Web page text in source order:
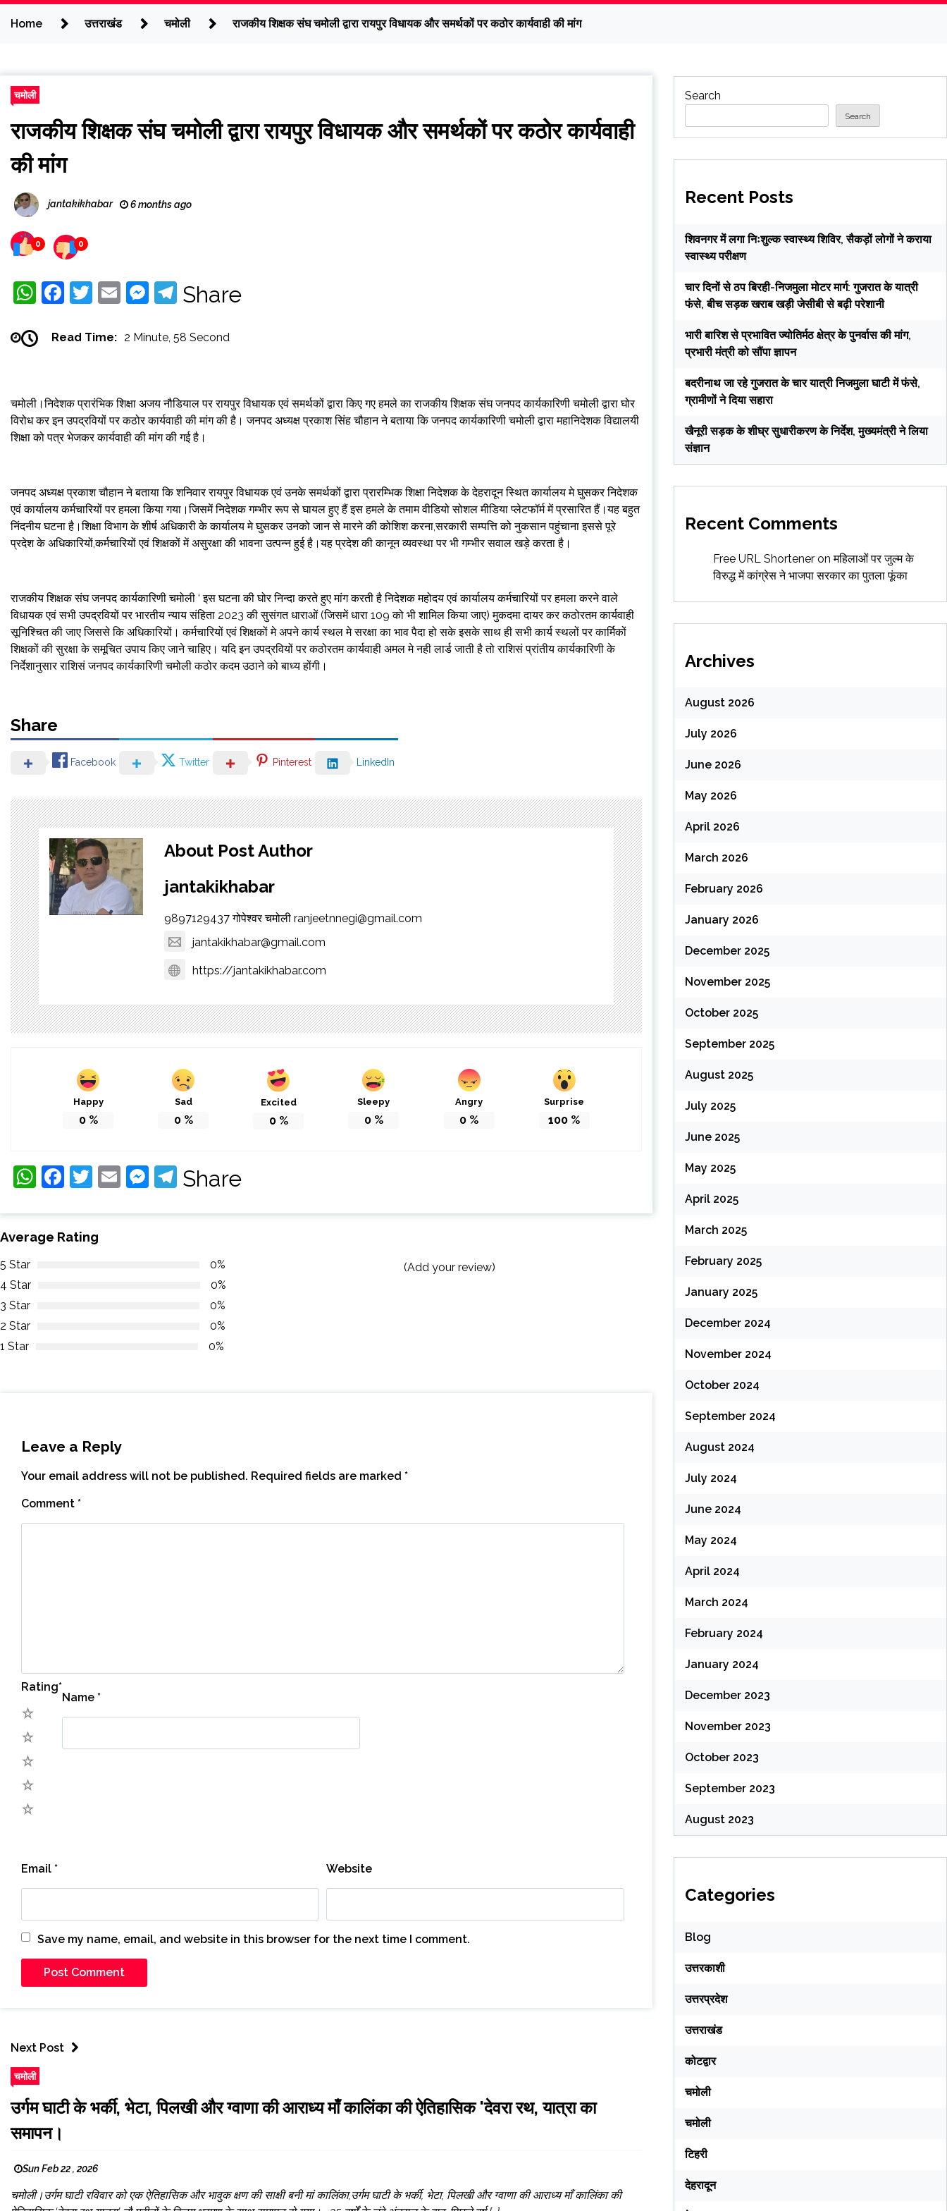
Home उत्तराखंड चमोली राजकीय शिक्षक संघ चमोली द्वारा रायपुर विधायक और समर्थकों पर कठोर कार्यवाही की मांग
चमोली
राजकीय शिक्षक संघ चमोली द्वारा रायपुर विधायक और समर्थकों पर कठोर कार्यवाही
की मांग
jantakikhabar 6 months ago
0 0
WhatsApp
Facebook
Twitter
EmailMessenger
Telegram
Share
Read Time: 2 Minute, 58 Second
चमोली।निदेशक प्रारंभिक शिक्षा अजय नौडियाल पर रायपुर विधायक एवं समर्थकों द्वारा किए गए हमले का राजकीय शिक्षक संघ जनपद कार्यकारिणी चमोली द्वारा घोर
विरोध कर इन उपद्रवियों पर कठोर कार्यवाही की मांग की है। जनपद अध्यक्ष प्रकाश सिंह चौहान ने बताया कि जनपद कार्यकारिणी चमोली द्वारा महानिदेशक विद्यालयी
शिक्षा को पत्र भेजकर कार्यवाही की मांग की गई है।
जनपद अध्यक्ष प्रकाश चौहान ने बताया कि शनिवार रायपुर विधायक एवं उनके समर्थकों द्वारा प्रारम्भिक शिक्षा निदेशक के देहरादून स्थित कार्यालय मे घुसकर निदेशक
एवं कार्यालय कर्मचारियों पर हमला किया गया।जिसमें निदेशक गम्भीर रूप से घायल हुए हैं इस हमले के तमाम वीडियो सोशल मीडिया प्लेटफॉर्म में प्रसारित हैं।यह बहुत
निंदनीय घटना है।शिक्षा विभाग के शीर्ष अधिकारी के कार्यालय मे घुसकर उनको जान से मारने की कोशिश करना,सरकारी सम्पत्ति को नुकसान पहुंचाना इससे पूरे
प्रदेश के अधिकारियों,कर्मचारियों एवं शिक्षकों में असुरक्षा की भावना उत्पन्न हुई है।यह प्रदेश की कानून व्यवस्था पर भी गम्भीर सवाल खड़े करता है।
राजकीय शिक्षक संघ जनपद कार्यकारिणी चमोली ‘ इस घटना की घोर निन्दा करते हुए मांग करती है निदेशक महोदय एवं कार्यालय कर्मचारियों पर हमला करने वाले
विधायक एवं सभी उपद्रवियों पर भारतीय न्याय संहिता 2023 की सुसंगत धाराओं (जिसमें धारा 109 को भी शामिल किया जाए) मुकदमा दायर कर कठोरतम कार्यवाही
सूनिश्चित की जाए जिससे कि अधिकारियों। कर्मचारियों एवं शिक्षकों मे अपने कार्य स्थल मे सरक्षा का भाव पैदा हो सके इसके साथ ही सभी कार्य स्थलों पर कार्मिकों
शिक्षकों की सुरक्षा के समूचित उपाय किए जाने चाहिए। यदि इन उपद्रवियों पर कठोरतम कार्यवाही अमल मे नही लार्ड जाती है तो राशिसं प्रांतीय कार्यकारिणी के
निर्देशानुसार राशिसं जनपद कार्यकारिणी चमोली कठोर कदम उठाने को बाध्य होंगी।
Share
Facebook Twitter Pinterest LinkedIn
About Post Author
jantakikhabar
9897129437 गोपेश्वर चमोली ranjeetnnegi@gmail.com
jantakikhabar@gmail.com
https://jantakikhabar.com
Happy
0%
Sad
0%
Excited
0%
Sleepy
0%
Angry
0 %
Surprise
100 %
WhatsApp
Facebook
Twitter
EmailMessenger
Telegram
Share
Average Rating
5 Star
0%
4 Star
0%
3 Star
0%
2 Star
0%
1 Star
0%
(Add your review)
Leave a Reply
Your email address will not be published. Required fields are marked *
Comment *
Rating*
Name *
Email * Website
Save my name, email, and website in this browser for the next time I comment.
Next Post
चमोली
उर्गम घाटी के भर्की, भेटा, पिलखी और ग्वाणा की आराध्य माँ कालिंका की ऐतिहासिक 'देवरा रथ, यात्रा का
समापन।
Sun Feb 22 , 2026
चमोली।उर्गम घाटी रविवार को एक ऐतिहासिक और भावुक क्षण की साक्षी बनी मां कालिंका,उर्गम घाटी के भर्की, भेटा, पिलखी और ग्वाणा की आराध्य माँ कालिंका की
Search
Search
Recent Posts
शिवनगर में लगा निःशुल्क स्वास्थ्य शिविर, सैकड़ों लोगों ने कराया
स्वास्थ्य परीक्षण
चार दिनों से ठप बिरही-निजमुला मोटर मार्ग: गुजरात के यात्री
फंसे, बीच सड़क खराब खड़ी जेसीबी से बढ़ी परेशानी
भारी बारिश से प्रभावित ज्योतिर्मठ क्षेत्र के पुनर्वास की मांग,
प्रभारी मंत्री को सौंपा ज्ञापन
बदरीनाथ जा रहे गुजरात के चार यात्री निजमुला घाटी में फंसे,
ग्रामीणों ने दिया सहारा
खैनूरी सड़क के शीघ्र सुधारीकरण के निर्देश, मुख्यमंत्री ने लिया
संज्ञान
Recent Comments
Free URL Shorteneronमहिलाओं पर जुल्म के
विरुद्ध में कांग्रेस ने भाजपा सरकार का पुतला फूंका
Archives
August 2026
July 2026
June 2026
May 2026
April 2026
March 2026
February 2026
January 2026
December 2025
November 2025
October 2025
September 2025
August 2025
July 2025
June 2025
May 2025
April 2025
March 2025
February 2025
January 2025
December 2024
November 2024
October 2024
September 2024
August 2024
July 2024
June 2024
May 2024
April 2024
March 2024
February 2024
January 2024
December 2023
November 2023
October 2023
September 2023
August 2023
Categories
Blog
उत्तरकाशी
उत्तरप्रदेश
उत्तराखंड
कोटद्वार
चमोली
चमोली
टिहरी
देहरादून